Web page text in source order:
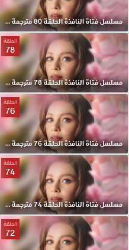
مسلسل فتاة النافذة الحلقة 80 مترجمة HD
الحلقة
78
مسلسل فتاة النافذة الحلقة 78 مترجمة HD
الحلقة
76
مسلسل فتاة النافذة الحلقة 76 مترجمة HD
الحلقة
74
مسلسل فتاة النافذة الحلقة 74 مترجمة HD
الحلقة
72